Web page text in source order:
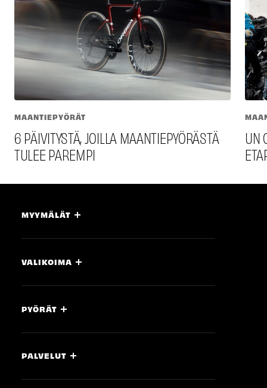
MAANTIEPYÖRÄT
6 PÄIVITYSTÄ, JOILLA MAANTIEPYÖRÄSTÄ
TULEE PAREMPI
UN
MYYMÄLÄT
VALIKOIMA
PYÖRÄT
PALVELUT